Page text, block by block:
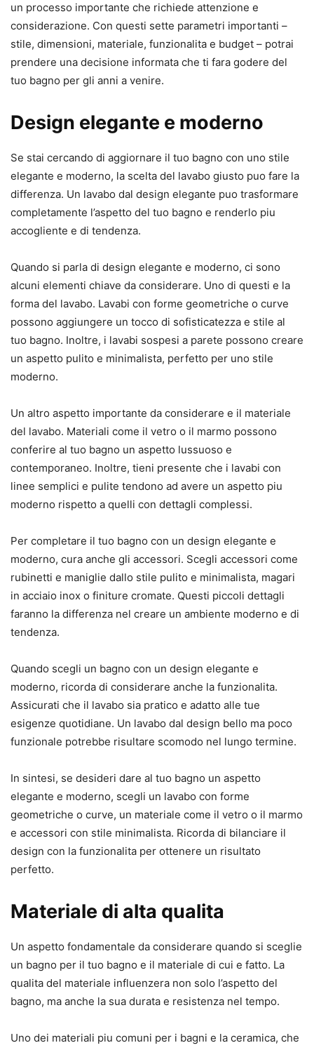
un processo importante che richiede attenzione e
considerazione. Con questi sette parametri importanti –
stile, dimensioni, materiale, funzionalita e budget – potrai
prendere una decisione informata che ti fara godere del
tuo bagno per gli anni a venire.
Design elegante e moderno
Se stai cercando di aggiornare il tuo bagno con uno stile
elegante e moderno, la scelta del lavabo giusto puo fare la
differenza. Un lavabo dal design elegante puo trasformare
completamente l’aspetto del tuo bagno e renderlo piu
accogliente e di tendenza.
Quando si parla di design elegante e moderno, ci sono
alcuni elementi chiave da considerare. Uno di questi e la
forma del lavabo. Lavabi con forme geometriche o curve
possono aggiungere un tocco di sofisticatezza e stile al
tuo bagno. Inoltre, i lavabi sospesi a parete possono creare
un aspetto pulito e minimalista, perfetto per uno stile
moderno.
Un altro aspetto importante da considerare e il materiale
del lavabo. Materiali come il vetro o il marmo possono
conferire al tuo bagno un aspetto lussuoso e
contemporaneo. Inoltre, tieni presente che i lavabi con
linee semplici e pulite tendono ad avere un aspetto piu
moderno rispetto a quelli con dettagli complessi.
Per completare il tuo bagno con un design elegante e
moderno, cura anche gli accessori. Scegli accessori come
rubinetti e maniglie dallo stile pulito e minimalista, magari
in acciaio inox o finiture cromate. Questi piccoli dettagli
faranno la differenza nel creare un ambiente moderno e di
tendenza.
Quando scegli un bagno con un design elegante e
moderno, ricorda di considerare anche la funzionalita.
Assicurati che il lavabo sia pratico e adatto alle tue
esigenze quotidiane. Un lavabo dal design bello ma poco
funzionale potrebbe risultare scomodo nel lungo termine.
In sintesi, se desideri dare al tuo bagno un aspetto
elegante e moderno, scegli un lavabo con forme
geometriche o curve, un materiale come il vetro o il marmo
e accessori con stile minimalista. Ricorda di bilanciare il
design con la funzionalita per ottenere un risultato
perfetto.
Materiale di alta qualita
Un aspetto fondamentale da considerare quando si sceglie
un bagno per il tuo bagno e il materiale di cui e fatto. La
qualita del materiale influenzera non solo l’aspetto del
bagno, ma anche la sua durata e resistenza nel tempo.
Uno dei materiali piu comuni per i bagni e la ceramica, che